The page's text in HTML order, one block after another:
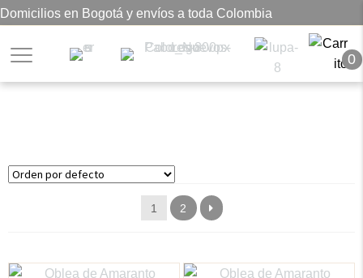
Domicilios en Bogotá y envíos a toda Colombia
0
1 2